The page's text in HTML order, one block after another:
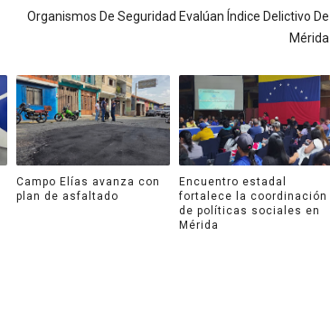
Organismos De Seguridad Evalúan Índice Delictivo De
Mérida
Campo Elías avanza con
plan de asfaltado
Encuentro estadal
fortalece la coordinación
de políticas sociales en
Mérida